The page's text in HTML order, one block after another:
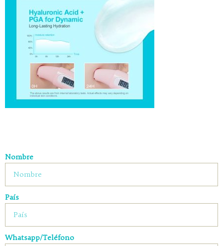
Nombre
País
Whatsapp/Teléfono